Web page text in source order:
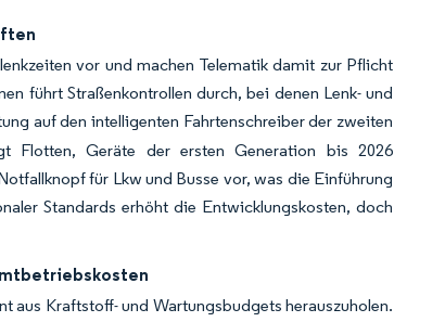
vor und machen Telematik damit zur Pflicht
führt Straßenkontrollen durch, bei denen Lenk- und
auf den intelligenten Fahrtenschreiber der zweiten
Flotten, Geräte der ersten Generation bis 2026
für Lkw und Busse vor, was die Einführung
Standards erhöht die Entwicklungskosten, doch
aus Kraftstoff- und Wartungsbudgets herauszuholen.